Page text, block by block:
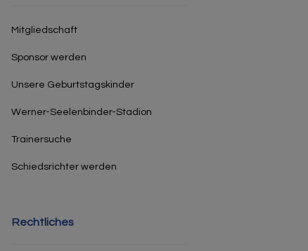
Mitgliedschaft
Sponsor werden
Unsere Geburtstagskinder
Werner-Seelenbinder-Stadion
Trainersuche
Schiedsrichter werden
Rechtliches